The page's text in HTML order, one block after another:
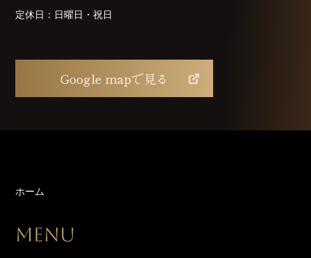
定休日：日曜日・祝日
Google mapで見る
ホーム
MENU